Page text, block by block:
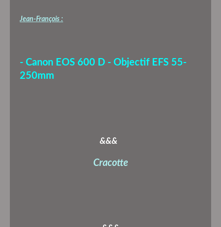
Jean-François :
- Canon EOS 600 D - Objectif EFS 55-
250mm
&&&
Cracotte